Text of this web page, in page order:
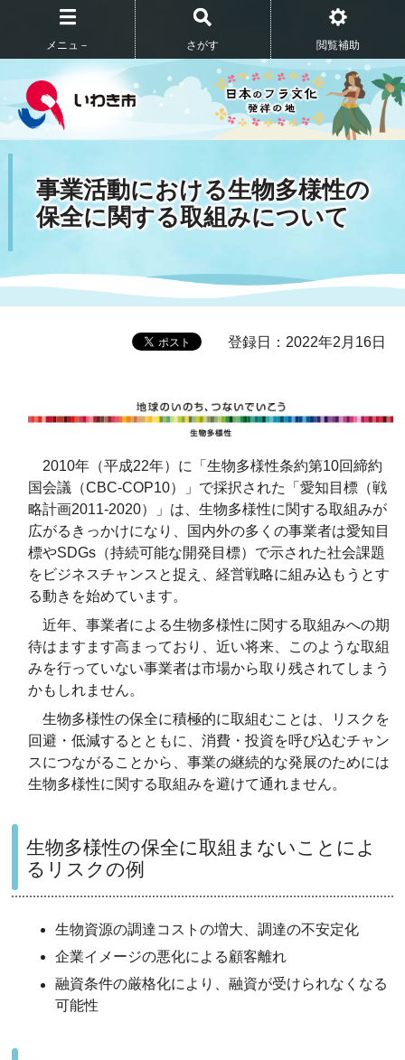
メニュ－ さがす 閲覧補助
事業活動における生物多様性の
保全に関する取組みについて
登録日：2022年2月16日
2010年（平成22年）に「生物多様性条約第10回締約
国会議（CBC-COP10）」で採択された「愛知目標（戦
略計画2011-2020）」は、生物多様性に関する取組みが
広がるきっかけになり、国内外の多くの事業者は愛知目
標やSDGs（持続可能な開発目標）で示された社会課題
をビジネスチャンスと捉え、経営戦略に組み込もうとす
る動きを始めています。
近年、事業者による生物多様性に関する取組みへの期
待はますます高まっており、近い将来、このような取組
みを行っていない事業者は市場から取り残されてしまう
かもしれません。
生物多様性の保全に積極的に取組むことは、リスクを
回避・低減するとともに、消費・投資を呼び込むチャン
スにつながることから、事業の継続的な発展のためには
生物多様性に関する取組みを避けて通れません。
生物多様性の保全に取組まないことによ
るリスクの例
生物資源の調達コストの増大、調達の不安定化
企業イメージの悪化による顧客離れ
融資条件の厳格化により、融資が受けられなくなる
可能性